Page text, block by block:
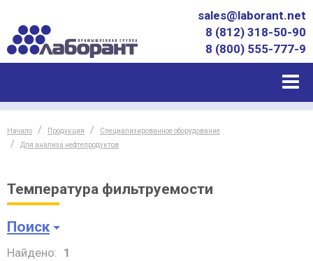
sales@laborant.net
8 (812) 318-50-90
8 (800) 555-777-9
Начало Продукция
Специализированное оборудование
Для анализа нефтепродуктов
Температура фильтруемости
Поиск
Найдено: 1